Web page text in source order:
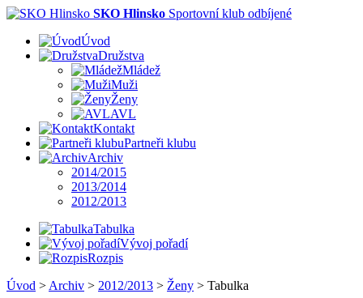
SKO Hlinsko Sportovní klub odbíjené
Úvod
Družstva
Mládež
Muži
Ženy
AVL
Kontakt
Partneři klubu
Archiv
2014/2015
2013/2014
2012/2013
Tabulka
Vývoj pořadí
Rozpis
Úvod > Archiv > 2012/2013 > Ženy > Tabulka